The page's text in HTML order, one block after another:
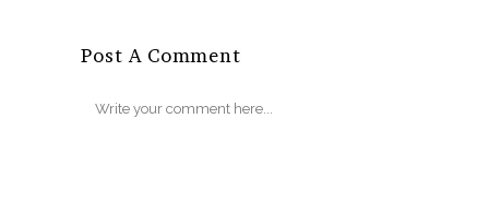
Post A Comment